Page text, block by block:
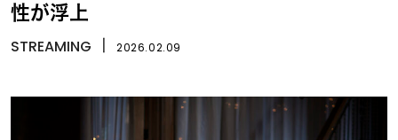
性が浮上
STREAMING 2026.02.09